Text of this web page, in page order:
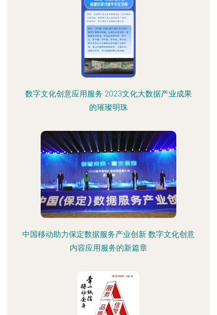
数字文化创意应用服务 2023文化大数据产业成果
的璀璨明珠
中国移动助力保定数据服务产业创新 数字文化创意
内容应用服务的新篇章